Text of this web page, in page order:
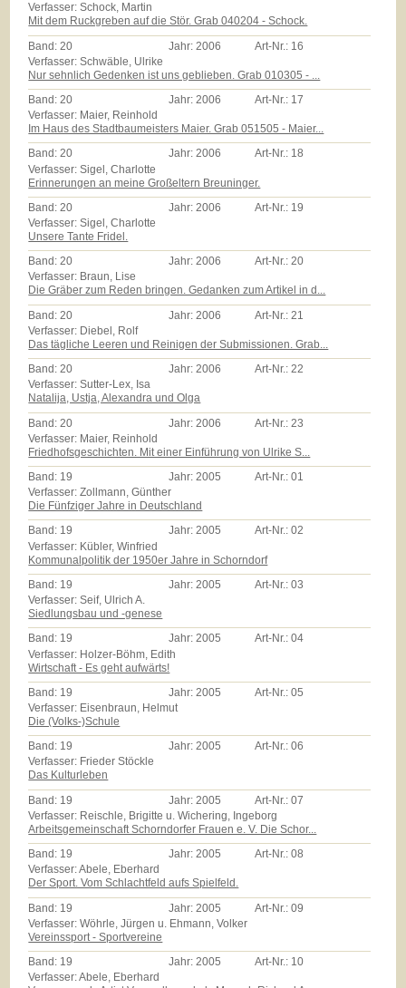
Verfasser: Schock, Martin
Mit dem Ruckgreben auf die Stör. Grab 040204 - Schock.
Band: 20 Jahr: 2006 Art-Nr.: 16
Verfasser: Schwäble, Ulrike
Nur sehnlich Gedenken ist uns geblieben. Grab 010305 - ...
Band:20 Jahr:2006 Art-Nr.: 17
Verfasser: Maier, Reinhold
Im Haus des Stadtbaumeisters Maier. Grab 051505 - Maier...
Band:20 Jahr:2006 Art-Nr.: 18
Verfasser: Sigel, Charlotte
Erinnerungen an meine Großeltern Breuninger.
Band:20 Jahr:2006 Art-Nr.: 19
Verfasser: Sigel, Charlotte
Unsere Tante Fridel.
Band:20 Jahr:2006 Art-Nr.:20
Verfasser: Braun, Lise
Die Gräber zum Reden bringen. Gedanken zum Artikel in d...
Band: 20 Jahr: 2006 Art-Nr.: 21
Verfasser: Diebel, Rolf
Das tägliche Leeren und Reinigen der Submissionen. Grab...
Band:20 Jahr:2006 Art-Nr.:22
Verfasser: Sutter-Lex, Isa
Natalija, Ustja, Alexandra und Olga
Band: 20 Jahr: 2006 Art-Nr.: 23
Verfasser: Maier, Reinhold
Friedhofsgeschichten. Mit einer Einführung von Ulrike S...
Band: 19 Jahr:2005 Art-Nr.:01
Verfasser: Zollmann, Günther
Die Fünfziger Jahre in Deutschland
Band: 19 Jahr:2005 Art-Nr.:02
Verfasser: Kübler, Winfried
Kommunalpolitik der 1950er Jahre in Schorndorf
Band: 19 Jahr:2005 Art-Nr.:03
Verfasser: Seif, Ulrich A.
Siedlungsbau und -genese
Band: 19 Jahr:2005 Art-Nr.:04
Verfasser: Holzer-Böhm, Edith
Wirtschaft - Es geht aufwärts!
Band: 19 Jahr: 2005 Art-Nr.:05
Verfasser: Eisenbraun, Helmut
Die (Volks-)Schule
Band: 19 Jahr:2005 Art-Nr.:06
Verfasser: Frieder Stöckle
Das Kulturleben
Band: 19 Jahr: 2005 Art-Nr.:07
Verfasser: Reischle, Brigitte u. Wichering, Ingeborg
Arbeitsgemeinschaft Schorndorfer Frauen e. V. Die Schor...
Band: 19 Jahr:2005 Art-Nr.:08
Verfasser: Abele, Eberhard
Der Sport. Vom Schlachtfeld aufs Spielfeld.
Band: 19 Jahr: 2005 Art-Nr.:09
Verfasser: Wöhrle, Jürgen u. Ehmann, Volker
Vereinssport - Sportvereine
Band: 19 Jahr:2005 Art-Nr.: 10
Verfasser: Abele, Eberhard